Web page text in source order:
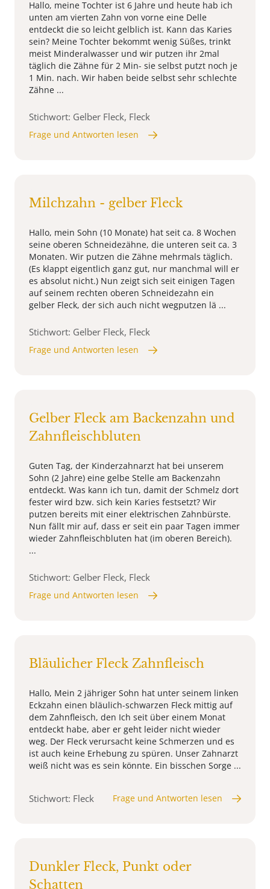
Hallo, meine Tochter ist 6 Jahre und heute hab ich
unten am vierten Zahn von vorne eine Delle
entdeckt die so leicht gelblich ist. Kann das Karies
sein? Meine Tochter bekommt wenig Süßes, trinkt
meist Minderalwasser und wir putzen ihr 2mal
täglich die Zähne für 2 Min- sie selbst putzt noch je
1 Min. nach. Wir haben beide selbst sehr schlechte
Zähne ...
Stichwort: Gelber Fleck, Fleck
Frage und Antworten lesen
Milchzahn - gelber Fleck
Hallo, mein Sohn (10 Monate) hat seit ca. 8 Wochen
seine oberen Schneidezähne, die unteren seit ca. 3
Monaten. Wir putzen die Zähne mehrmals täglich.
(Es klappt eigentlich ganz gut, nur manchmal will er
es absolut nicht.) Nun zeigt sich seit einigen Tagen
auf seinem rechten oberen Schneidezahn ein
gelber Fleck, der sich auch nicht wegputzen lä ...
Stichwort: Gelber Fleck, Fleck
Frage und Antworten lesen
Gelber Fleck am Backenzahn und
Zahnfleischbluten
Guten Tag, der Kinderzahnarzt hat bei unserem
Sohn (2 Jahre) eine gelbe Stelle am Backenzahn
entdeckt. Was kann ich tun, damit der Schmelz dort
fester wird bzw. sich kein Karies festsetzt? Wir
putzen bereits mit einer elektrischen Zahnbürste.
Nun fällt mir auf, dass er seit ein paar Tagen immer
wieder Zahnfleischbluten hat (im oberen Bereich).
...
Stichwort: Gelber Fleck, Fleck
Frage und Antworten lesen
Bläulicher Fleck Zahnfleisch
Hallo, Mein 2 jähriger Sohn hat unter seinem linken
Eckzahn einen bläulich-schwarzen Fleck mittig auf
dem Zahnfleisch, den Ich seit über einem Monat
entdeckt habe, aber er geht leider nicht wieder
weg. Der Fleck verursacht keine Schmerzen und es
ist auch keine Erhebung zu spüren. Unser Zahnarzt
weiß nicht was es sein könnte. Ein bisschen Sorge ...
Stichwort: Fleck Frage und Antworten lesen
Dunkler Fleck, Punkt oder
Schatten